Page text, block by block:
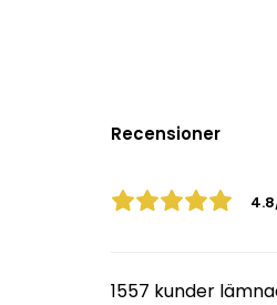
Recensioner
1557 kunder